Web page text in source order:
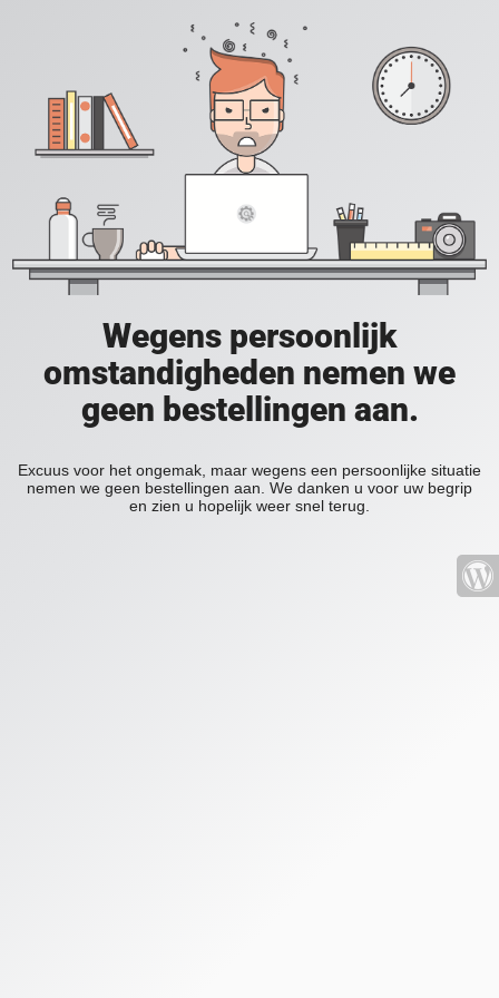
Wegens persoonlijk
omstandigheden nemen we
geen bestellingen aan.
Excuus voor het ongemak, maar wegens een persoonlijke situatie
nemen we geen bestellingen aan. We danken u voor uw begrip
en zien u hopelijk weer snel terug.